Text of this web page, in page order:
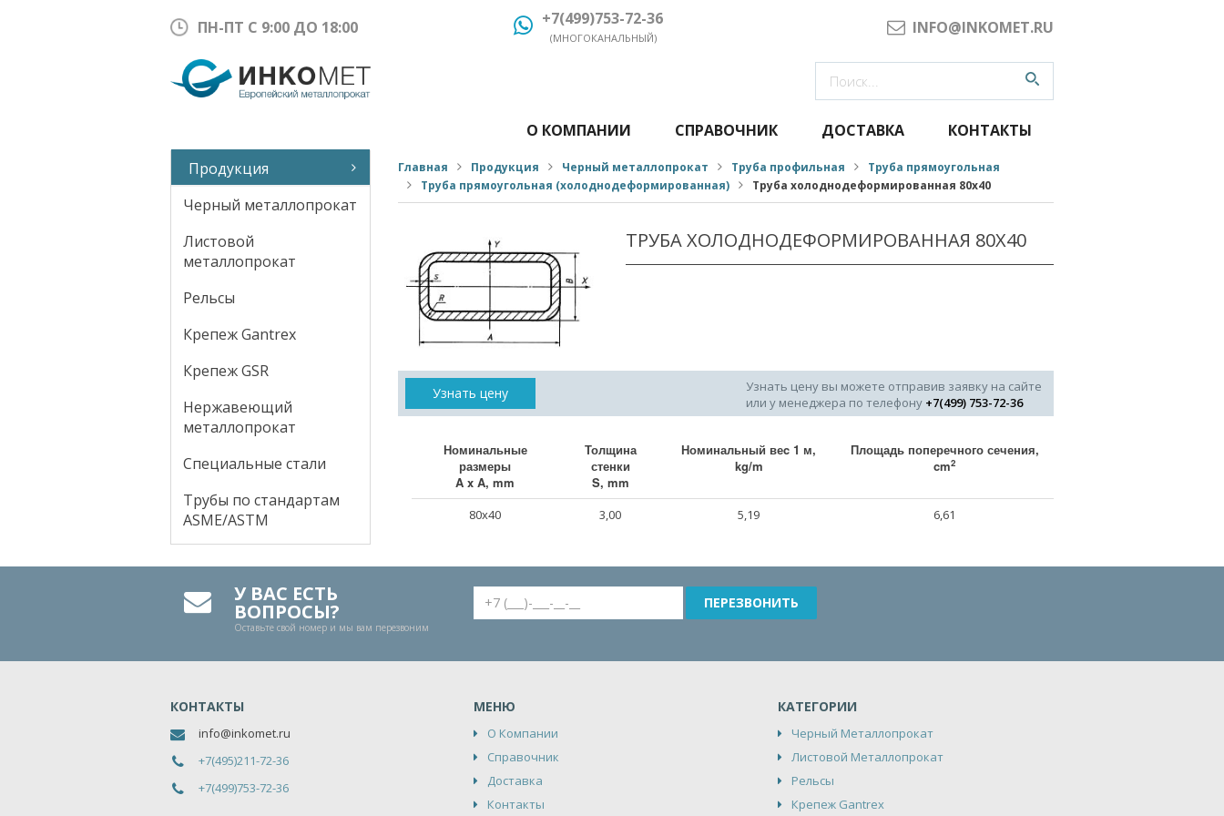
ПН-ПТ С 9:00 ДО 18:00 +7(499)753-72-36
(МНОГОКАНАЛЬНЫЙ)
INFO@INKOMET.RU
Продукция
Черный металлопрокат
Листовой
металлопрокат
Рельсы
Крепеж Gantrex
Крепеж GSR
Нержавеющий
металлопрокат
Специальные стали
Трубы по стандартам
ASME/ASTM
О КОМПАНИИ СПРАВОЧНИК ДОСТАВКА КОНТАКТЫ
Главная Продукция Черный металлопрокат Труба профильная
Труба прямоугольная
Труба прямоугольная (холоднодеформированная)
Труба холоднодеформированная 80x40
ТРУБА ХОЛОДНОДЕФОРМИРОВАННАЯ 80X40
Узнать цену
Узнать цену вы можете отправив заявку на сайте
или у менеджера по телефону +7(499) 753-72-36
Номинальные
размеры
A x A, mm
Толщина
стенки
S, mm
Номинальный веc 1 м,
kg/m
Площадь поперечного сечения,
cm2
80x40 3,00 5,19 6,61
У ВАС ЕСТЬ
ВОПРОСЫ?
Оставьте свой номер и мы вам перезвоним
КОНТАКТЫ
info@inkomet.ru
+7(495)211-72-36
+7(499)753-72-36
МЕНЮ
О Компании
Справочник
Доставка
Контакты
КАТЕГОРИИ
Черный Металлопрокат
Листовой Металлопрокат
Рельсы
Крепеж Gantrex